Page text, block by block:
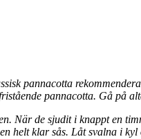
pannacotta
pannacotta. Gå på
När de sjudit i knappt en
helt klar sås. Låt svalna i